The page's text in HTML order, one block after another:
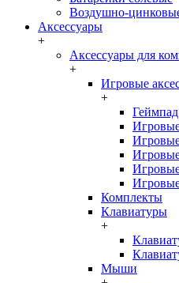
Воздушно-
Аксессуары
+
Аксессуары для
+
Игровые
+
Геймпад
Комплекты
Клавиатуры
+
Мыши